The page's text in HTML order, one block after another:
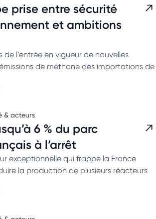
prise entre sécurité
et ambitions
de l’entrée en vigueur de nouvelles
de méthane des importations de
& acteurs
6 % du parc
à l’arrêt
exceptionnelle qui frappe la France
la production de plusieurs réacteurs